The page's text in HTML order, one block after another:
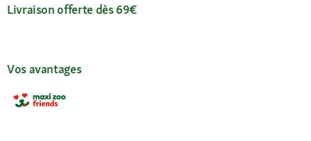
Livraison offerte dès 69€
Vos avantages